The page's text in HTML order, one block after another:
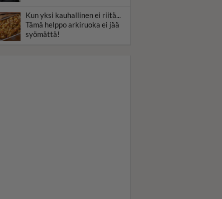
Kun yksi kauhallinen ei riitä...
Tämä helppo arkiruoka ei jää
syömättä!